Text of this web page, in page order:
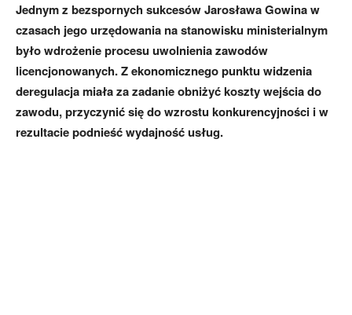
Jednym z bezspornych sukcesów Jarosława Gowina w
czasach jego urzędowania na stanowisku ministerialnym
było wdrożenie procesu uwolnienia zawodów
licencjonowanych. Z ekonomicznego punktu widzenia
deregulacja miała za zadanie obniżyć koszty wejścia do
zawodu, przyczynić się do wzrostu konkurencyjności i w
rezultacie podnieść wydajność usług.